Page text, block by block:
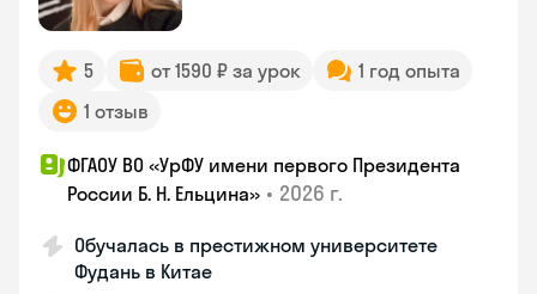
5 от 1590 ₽ за урок
1 год опыта
1 отзыв
ФГАОУ ВО «УрФУ имени первого Президента
России Б. Н. Ельцина» • 2026 г.
Обучалась в престижном университете
Фудань в Китае